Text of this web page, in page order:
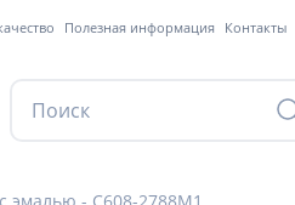
Полезная информация Контакты